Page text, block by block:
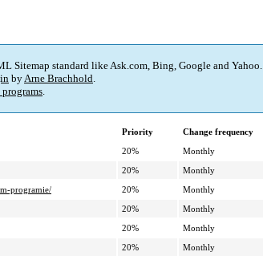
Sitemap standard like Ask.com, Bing, Google and Yahoo.
byArne Brachhold.
.
Priority Change frequency
20% Monthly
20% Monthly
programie/
20% Monthly
20% Monthly
20% Monthly
20% Monthly